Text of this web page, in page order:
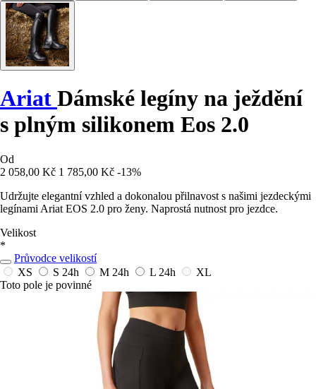
Ariat Dámské legíny na ježdění
s plným silikonem Eos 2.0
Od
2 058,00 Kč 1 785,00 Kč -13%
Udržujte elegantní vzhled a dokonalou přilnavost s našimi jezdeckými
legínami Ariat EOS 2.0 pro ženy. Naprostá nutnost pro jezdce.
Velikost
*
Průvodce velikostí
XS
S 24h M 24h L 24h
XL
Toto pole je povinné